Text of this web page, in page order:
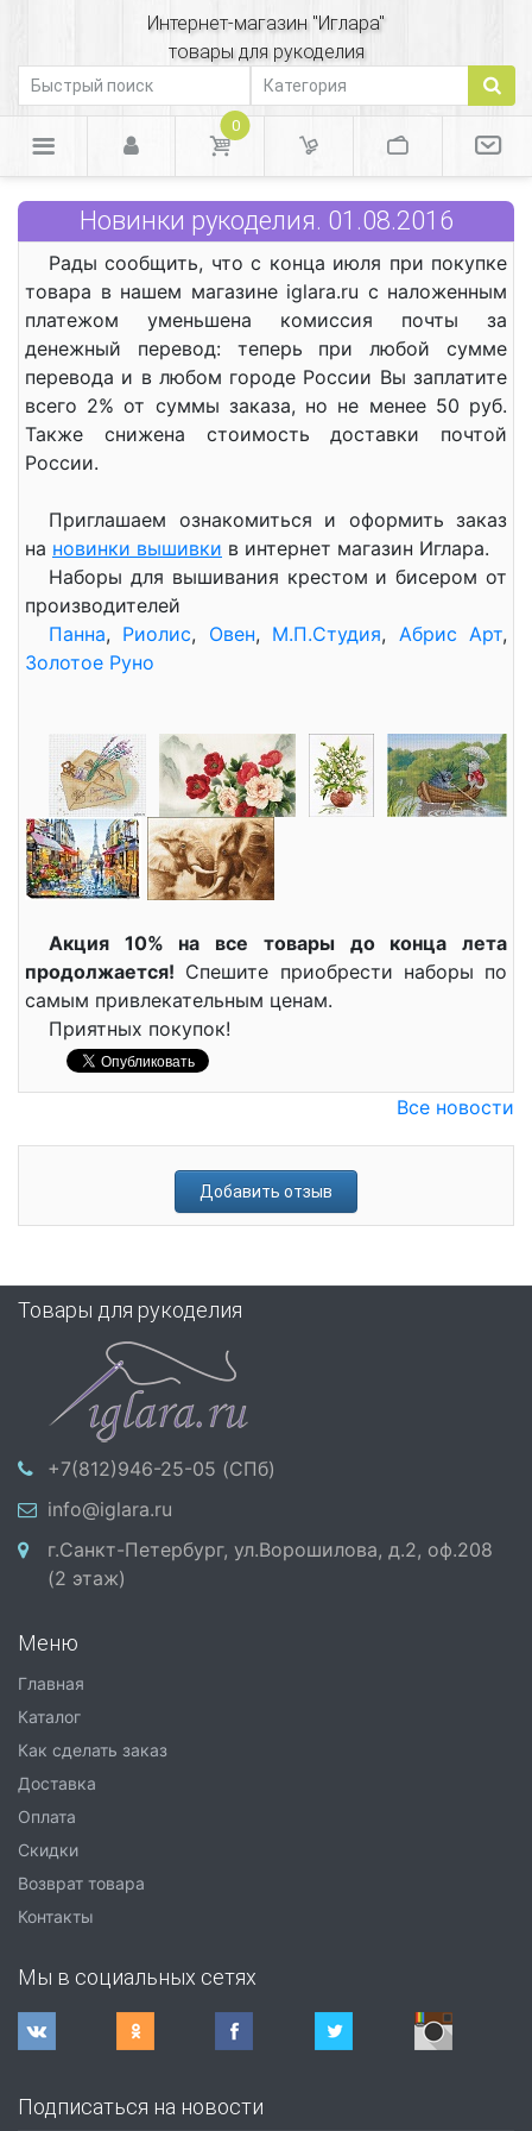
Интернет-магазин "Иглара"
товары для рукоделия
0
Новинки рукоделия. 01.08.2016
Рады сообщить, что с конца июля при покупке
товара в нашем магазине iglara.ru с наложенным
платежом уменьшена комиссия почты за
денежный перевод: теперь при любой сумме
перевода и в любом городе России Вы заплатите
всего 2% от суммы заказа, но не менее 50 руб.
Также снижена стоимость доставки почтой
России.
Приглашаем ознакомиться и оформить заказ
на новинки вышивки в интернет магазин Иглара.
Наборы для вышивания крестом и бисером от
производителей
Панна, Риолис, Овен, М.П.Студия, Абрис Арт,
Золотое Руно
Акция 10% на все товары до конца лета
продолжается! Спешите приобрести наборы по
самым привлекательным ценам.
Приятных покупок!
Все новости
Добавить отзыв
Товары для рукоделия
+7(812)946-25-05 (СПб)
info@iglara.ru
г.Санкт-Петербург, ул.Ворошилова, д.2, оф.208
(2 этаж)
Меню
Главная
Каталог
Как сделать заказ
Доставка
Оплата
Скидки
Возврат товара
Контакты
Мы в социальных сетях
Подписаться на новости